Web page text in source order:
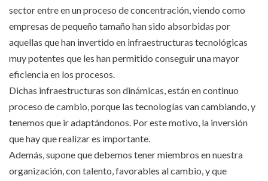
sector entre en un proceso de concentración, viendo como
empresas de pequeño tamaño han sido absorbidas por
aquellas que han invertido en infraestructuras tecnológicas
muy potentes que les han permitido conseguir una mayor
eficiencia en los procesos.
Dichas infraestructuras son dinámicas, están en continuo
proceso de cambio, porque las tecnologías van cambiando, y
tenemos que ir adaptándonos. Por este motivo, la inversión
que hay que realizar es importante.
Además, supone que debemos tener miembros en nuestra
organización, con talento, favorables al cambio, y que